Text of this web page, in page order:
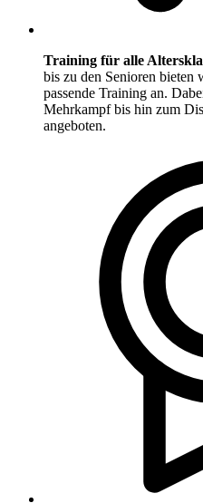
Training für alle
bis zu den Senioren bieten
passende Training an.
Mehrkampf bis hin zum
angeboten.